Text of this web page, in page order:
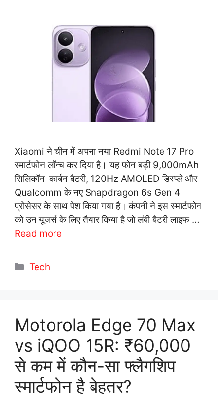
Xiaomi ने चीन में अपना नया Redmi Note 17 Pro
स्मार्टफोन लॉन्च कर दिया है। यह फोन बड़ी 9,000mAh
सिलिकॉन-कार्बन बैटरी, 120Hz AMOLED डिस्प्ले और
Qualcomm के नए Snapdragon 6s Gen 4
प्रोसेसर के साथ पेश किया गया है। कंपनी ने इस स्मार्टफोन
को उन यूजर्स के लिए तैयार किया है जो लंबी बैटरी लाइफ …
Read more
C
g
o
r
i
e
s
Tech
Motorola Edge 70 Max
vs iQOO 15R: ₹60,000
से कम में कौन-सा फ्लैगशिप
स्मार्टफोन है बेहतर?